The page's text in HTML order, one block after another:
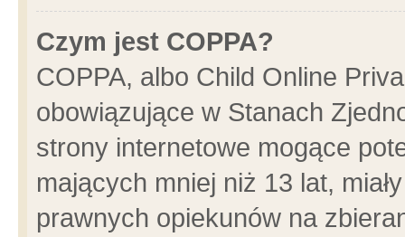
Czym jest COPPA?
COPPA, albo Child Online
obowiązujące w Stanach
strony internetowe mogące
mających mniej niż 13 lat,
prawnych opiekunów na